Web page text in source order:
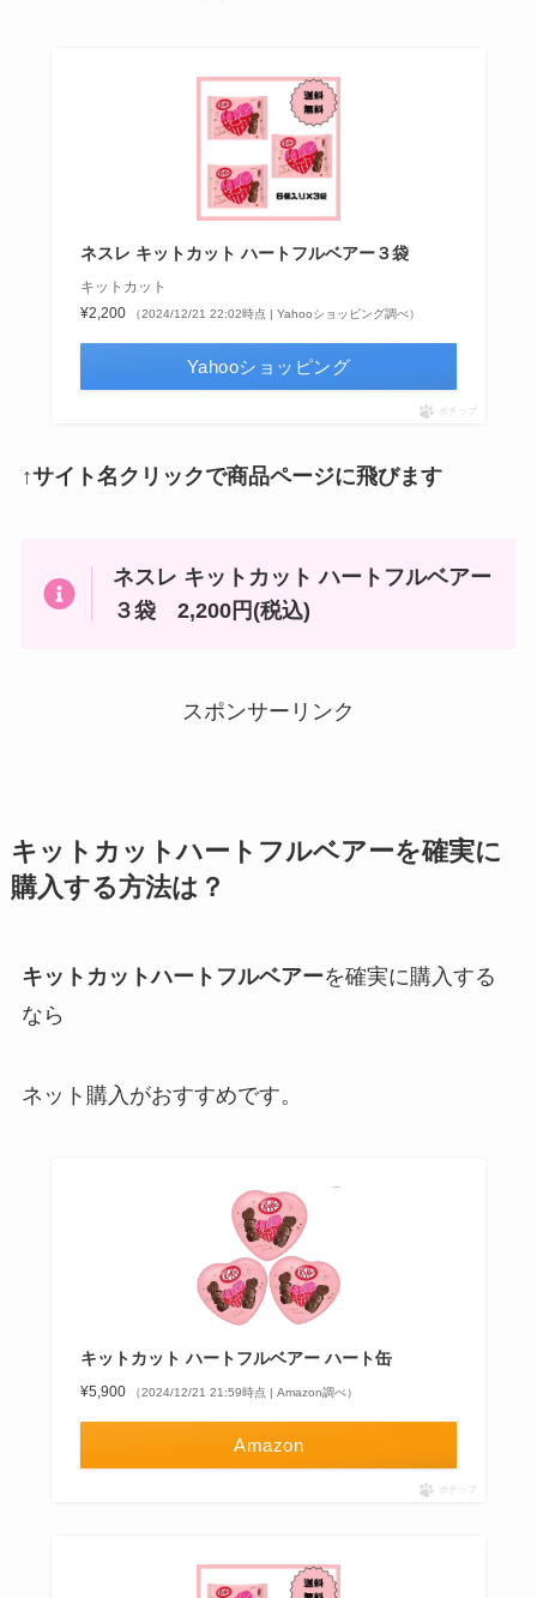
ネスレ キットカット ハートフルベアー３袋
キットカット
¥2,200
（2024/12/21 22:02時点 | Yahooショッピング調べ）
Yahooショッピング
ポチップ
↑サイト名クリックで商品ページに飛びます
ネスレ キットカット ハートフルベアー
３袋 2,200円(税込)
スポンサーリンク
キットカットハートフルベアーを確実に
購入する方法は？
キットカットハートフルベアーを確実に購入する
なら
ネット購入がおすすめです。
キットカット ハートフルベアー ハート缶
¥5,900 （2024/12/21 21:59時点 | Amazon調べ）
Amazon
ポチップ